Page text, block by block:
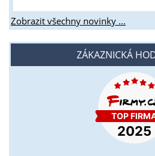
Zobrazit všechny novinky ...
ZÁKAZNICKÁ